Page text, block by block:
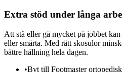
Extra stöd under långa
Att stå eller gå mycket på jobbet
eller smärta. Med rätt skosulor
bättre hållning hela dagen.
•Byt till Footmaster